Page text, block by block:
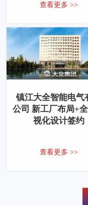
查看更多 >>
镇江大全智能电气
公司 新工厂布局+
视化设计签约
查看更多 >>